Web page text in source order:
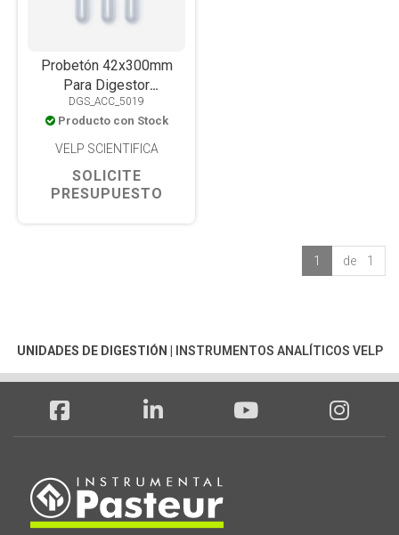
Probetón 42x300mm
Para Digestor
DK6/8/20/42 y
DKL8/12/20
DGS_ACC_5019
Producto con Stock
VELP SCIENTIFICA
SOLICITE
PRESUPUESTO
1 de 1
UNIDADES DE DIGESTIÓN INSTRUMENTOS ANALÍTICOS VELP